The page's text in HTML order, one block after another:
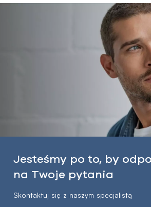
Jesteśmy po to, by
na Twoje pytania
Skontaktuj się z naszym specjalistą